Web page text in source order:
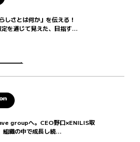
しさとは何か」を伝える！
を通じて見えた、目指す...
groupへ。CEO野口×ENILIS取
組織の中で成長し続...